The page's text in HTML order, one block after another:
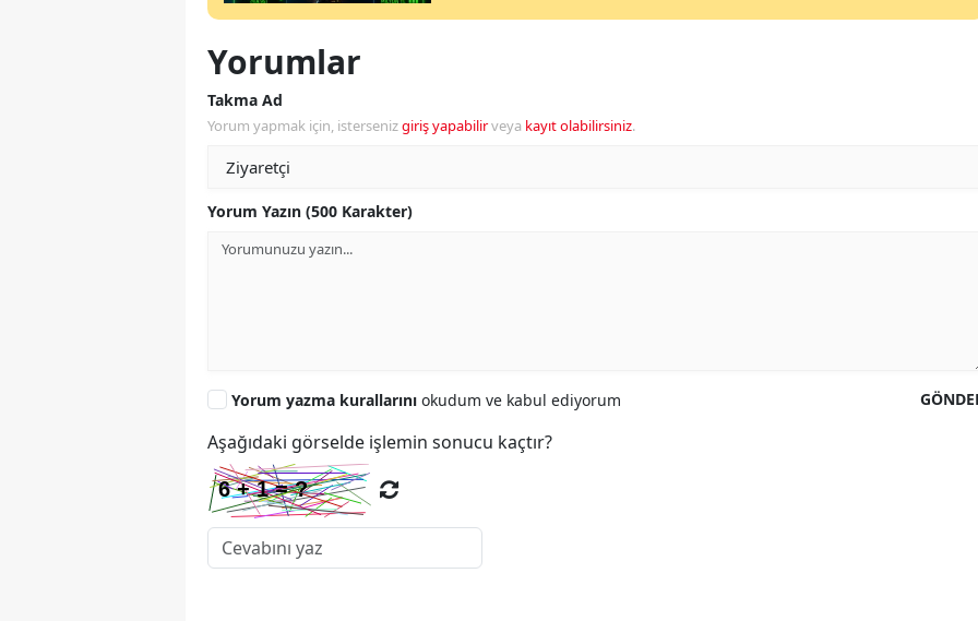
Yorumlar
Takma Ad
Yorum yapmak için, istersenizgiriş yapabilirveya kayıt olabilirsiniz.
Yorum Yazın (500 Karakter)
Yorum yazma kurallarını okudum ve kabul ediyorum
Aşağıdaki görselde işlemin sonucu kaçtır?